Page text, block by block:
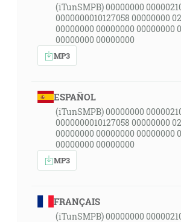
(iTunSMPB) 00000000
0000000010127058 00000000
00000000 00000000 00000000
00000000 00000000
MP3
ESPAÑOL
(iTunSMPB) 00000000
0000000010127058 00000000
00000000 00000000 00000000
00000000 00000000
MP3
FRANÇAIS
(iTunSMPB) 00000000